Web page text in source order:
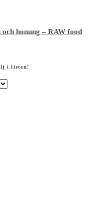
honung – RAW food
i listen!